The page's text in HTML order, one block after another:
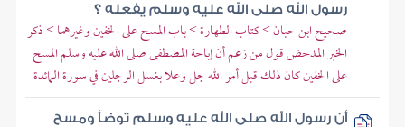
رسول الله صلى الله عليه وسلم يفعله ؟
صحيح ابن حبان > كتاب الطهارة > باب المسح على الخفين وغيرهما > ذكر
الخبر المدحض قول من زعم أن إباحة المصطفى صلى الله عليه وسلم المسح
على الخفين كان ذلك قبل أمر الله جل وعلا بغسل الرجلين في سورة المائدة
أن رسول الله صلى الله عليه وسلم توضأ ومسح